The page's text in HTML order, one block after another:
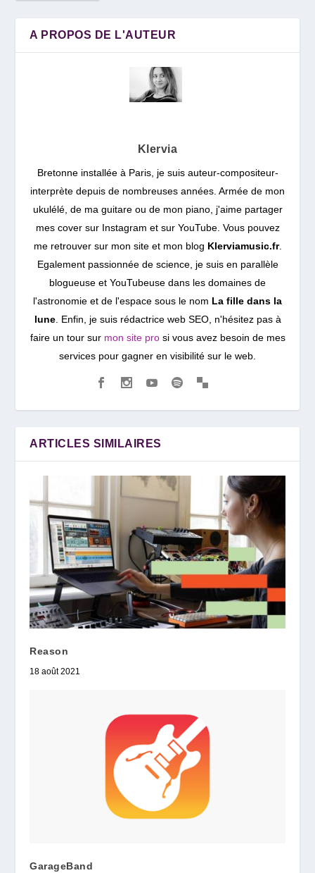
A PROPOS DE L'AUTEUR
Klervia
Bretonne installée à Paris, je suis auteur-compositeur-
interprète depuis de nombreuses années. Armée de mon
ukulélé, de ma guitare ou de mon piano, j'aime partager
mes cover sur Instagram et sur YouTube. Vous pouvez
me retrouver sur mon site et mon blog Klerviamusic.fr.
Egalement passionnée de science, je suis en parallèle
blogueuse et YouTubeuse dans les domaines de
l'astronomie et de l'espace sous le nom La fille dans la
lune. Enfin, je suis rédactrice web SEO, n'hésitez pas à
faire un tour sur mon site prosi vous avez besoin de mes
services pour gagner en visibilité sur le web.
ARTICLES SIMILAIRES
Reason
18 août 2021
GarageBand